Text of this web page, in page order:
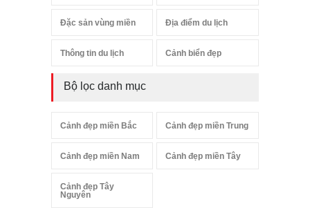
Đặc sản vùng miền Địa điểm du lịch
Thông tin du lịch Cảnh biển đẹp
Bộ lọc danh mục
Cảnh đẹp miền Bắc Cảnh đẹp miền Trung
Cảnh đẹp miền Nam Cảnh đẹp miền Tây
Cảnh đẹp Tây
Nguyên